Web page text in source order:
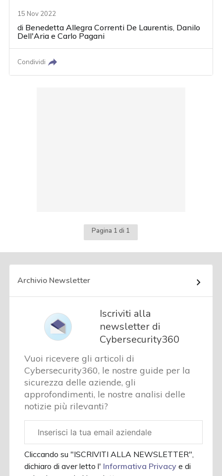
15 Nov 2022
di Benedetta Allegra Correnti De Laurentis, Danilo
Dell'Aria eCarlo Pagani
Condividi
Pagina 1 di 1
Archivio Newsletter
Iscriviti alla
newsletter di
Cybersecurity360
Vuoi ricevere gli articoli di
Cybersecurity360, le nostre guide per la
sicurezza delle aziende, gli
approfondimenti, le nostre analisi delle
notizie più rilevanti?
aziendale
Cliccando su "ISCRIVITI ALLA NEWSLETTER",
dichiaro di aver letto l' Informativa Privacye di